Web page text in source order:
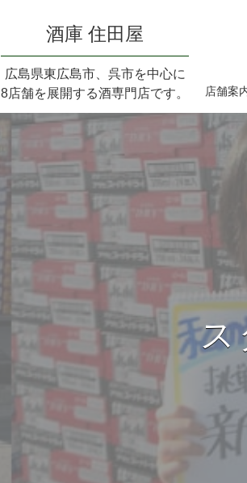
酒庫 住田屋
広島県東広島市、呉市を中心に
8店舗を展開する酒専門店です。
店舗案
ス